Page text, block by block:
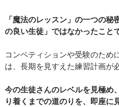
「魔法のレッスン」の一つの
の良い生徒」ではなかったこと
コンペティションや受験のため
は、長期を見すえた練習計画が
今の生徒さんのレベルを見極め
り着くまでの道のりを、即座に